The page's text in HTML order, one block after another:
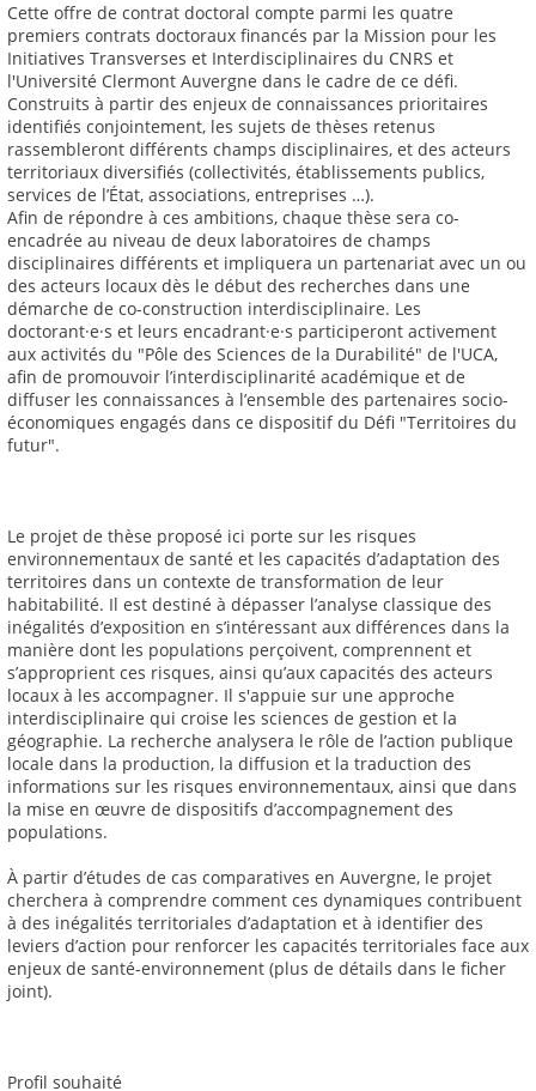
Cette offre de contrat doctoral compte parmi les quatre
premiers contrats doctoraux financés par la Mission pour les
Initiatives Transverses et Interdisciplinaires du CNRS et
l'Université Clermont Auvergne dans le cadre de ce défi.
Construits à partir des enjeux de connaissances prioritaires
identifiés conjointement, les sujets de thèses retenus
rassembleront différents champs disciplinaires, et des acteurs
territoriaux diversifiés (collectivités, établissements publics,
services de l’État, associations, entreprises …).
Afin de répondre à ces ambitions, chaque thèse sera co-
encadrée au niveau de deux laboratoires de champs
disciplinaires différents et impliquera un partenariat avec un ou
des acteurs locaux dès le début des recherches dans une
démarche de co-construction interdisciplinaire. Les
doctorant·e·s et leurs encadrant·e·s participeront activement
aux activités du "Pôle des Sciences de la Durabilité" de l'UCA,
afin de promouvoir l’interdisciplinarité académique et de
diffuser les connaissances à l’ensemble des partenaires socio-
économiques engagés dans ce dispositif du Défi "Territoires du
futur".
Le projet de thèse proposé ici porte sur les risques
environnementaux de santé et les capacités d’adaptation des
territoires dans un contexte de transformation de leur
habitabilité. Il est destiné à dépasser l’analyse classique des
inégalités d’exposition en s’intéressant aux différences dans la
manière dont les populations perçoivent, comprennent et
s’approprient ces risques, ainsi qu’aux capacités des acteurs
locaux à les accompagner. Il s'appuie sur une approche
interdisciplinaire qui croise les sciences de gestion et la
géographie. La recherche analysera le rôle de l’action publique
locale dans la production, la diffusion et la traduction des
informations sur les risques environnementaux, ainsi que dans
la mise en œuvre de dispositifs d’accompagnement des
populations.
À partir d’études de cas comparatives en Auvergne, le projet
cherchera à comprendre comment ces dynamiques contribuent
à des inégalités territoriales d’adaptation et à identifier des
leviers d’action pour renforcer les capacités territoriales face aux
enjeux de santé-environnement (plus de détails dans le ficher
joint).
Profil souhaité